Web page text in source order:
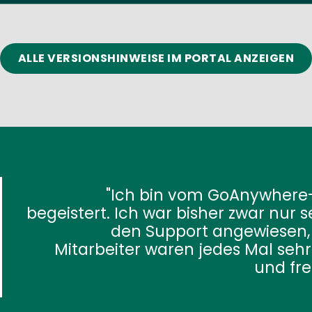
ALLE VERSIONSHINWEISE IM PORTAL ANZEIGEN
Ich bin vom GoAnywhere-
begeistert. Ich war bisher zwar nur
den Support angewiesen,
Mitarbeiter waren jedes Mal sehr
und